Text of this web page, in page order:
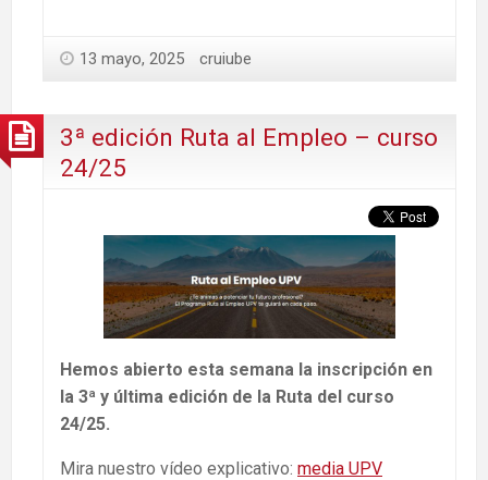
13 mayo, 2025 cruiube
3ª edición Ruta al Empleo – curso
24/25
Hemos abierto esta semana la inscripción en
la 3ª y última edición de la Ruta del curso
24/25.
Mira nuestro vídeo explicativo: media UPV